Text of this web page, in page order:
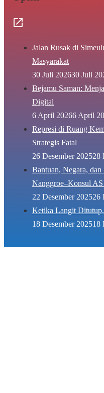
Jalan Rusak di
Masyarakat
30 Juli 202630 Juli
Bejamu Saman:
Digital
6 April 20266 April
Represi di Ruang
Strategis Fatal
26 Desember 202528
Bantuan, Negara,
Nanggroe–Konsul
22 Desember 202526
Ketika Langit
18 Desember 202518